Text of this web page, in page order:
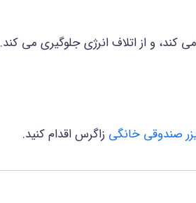
و از اتلاف انرژی جلوگیری می کند.
صندوقی خانگی زاگرس اقدام کنید.